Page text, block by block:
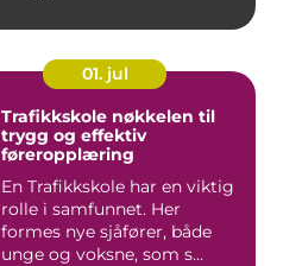
01. jul
Trafikkskole nøkkelen til
trygg og effektiv
føreropplæring
En Trafikkskole har en viktig
rolle i samfunnet. Her
formes nye sjåfører, både
unge og voksne, som s...